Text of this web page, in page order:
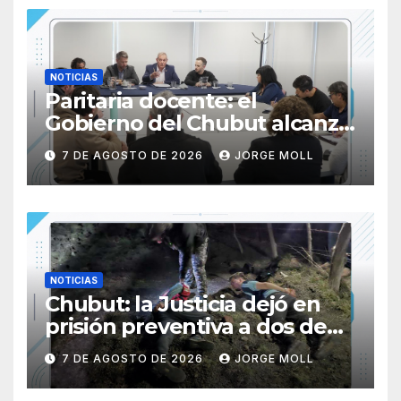
NOTICIAS
Paritaria docente: el
Gobierno del Chubut alcanzó
un acuerdo salarial con los
gremios del sector
7 DE AGOSTO DE 2026 JORGE MOLL
NOTICIAS
Chubut: la Justicia dejó en
prisión preventiva a dos de
los tres individuos
sorprendidos con un dron
mientras robaban ovinos
7 DE AGOSTO DE 2026 JORGE MOLL